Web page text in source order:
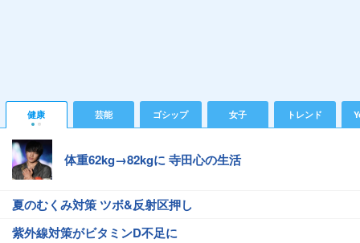
健康 芸能 ゴシップ 女子 トレンド
体重62kg→82kgに 寺田心の生活
夏のむくみ対策 ツボ&反射区押し
紫外線対策がビタミンD不足に